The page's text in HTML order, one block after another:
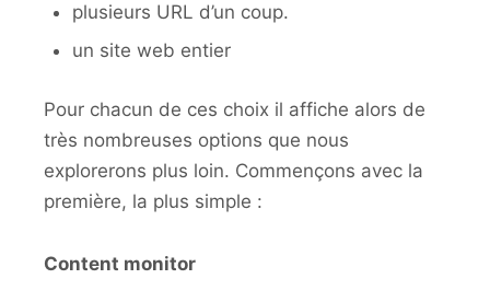
plusieurs URL d’un coup.
un site web entier
Pour chacun de ces choix il affiche alors de
très nombreuses options que nous
explorerons plus loin. Commençons avec la
première, la plus simple :
Content monitor